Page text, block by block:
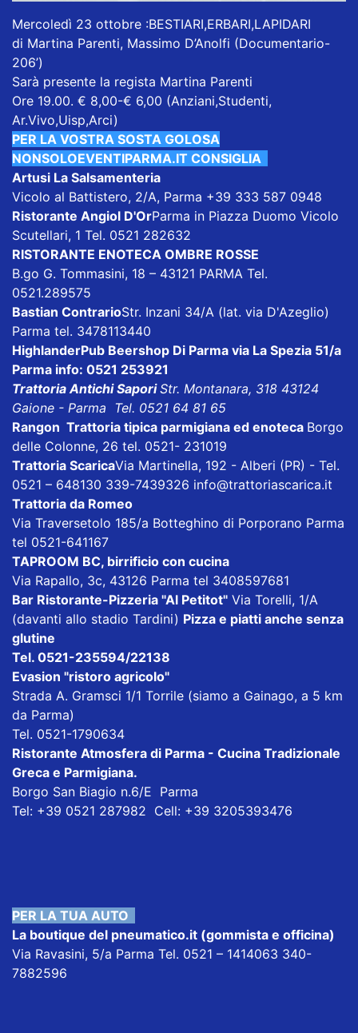
Mercoledì 23 ottobre :BESTIARI,ERBARI,LAPIDARI
di Martina Parenti, Massimo D’Anolfi (Documentario-
206’)
Sarà presente la regista Martina Parenti
Ore 19.00. € 8,00-€ 6,00 (Anziani,Studenti,
Ar.Vivo,Uisp,Arci)
PER LA VOSTRA SOSTA GOLOSA
NONSOLOEVENTIPARMA.IT CONSIGLIA
Artusi La Salsamenteria
Vicolo al Battistero, 2/A, Parma +39 333 587 0948
Ristorante Angiol D'OrParma in Piazza Duomo Vicolo
Scutellari, 1 Tel. 0521 282632
RISTORANTE ENOTECA OMBRE ROSSE
B.go G. Tommasini, 18 – 43121 PARMA Tel.
0521.289575
Bastian ContrarioStr. Inzani 34/A (lat. via D'Azeglio)
Parma tel. 3478113440
HighlanderPub Beershop Di Parma via La Spezia 51/a
Parma info: 0521 253921
Trattoria Antichi SaporiStr. Montanara, 318 43124
Gaione - Parma Tel. 0521 64 81 65
Rangon Trattoria tipica parmigiana ed enoteca Borgo
delle Colonne, 26 tel. 0521- 231019
Trattoria ScaricaVia Martinella, 192 - Alberi (PR) - Tel.
0521 – 648130 339-7439326 info@trattoriascarica.it
Trattoria da Romeo
Via Traversetolo 185/a Botteghino di Porporano Parma
tel 0521-641167
TAPROOM BC, birrificio con cucina
Via Rapallo, 3c, 43126 Parma tel 3408597681
Bar Ristorante-Pizzeria "Al Petitot" Via Torelli, 1/A
(davanti allo stadio Tardini) Pizza e piatti anche senza
glutine
Tel. 0521-235594/22138
Evasion "ristoro agricolo"
Strada A. Gramsci 1/1 Torrile (siamo a Gainago, a 5 km
da Parma)
Tel. 0521-1790634
Ristorante Atmosfera di Parma - Cucina Tradizionale
Greca e Parmigiana.
Borgo San Biagio n.6/E Parma
Tel: +39 0521 287982 Cell: +39 3205393476
PER LA TUA AUTO
La boutique del pneumatico.it (gommista e officina)
Via Ravasini, 5/a Parma Tel. 0521 – 1414063 340-
7882596